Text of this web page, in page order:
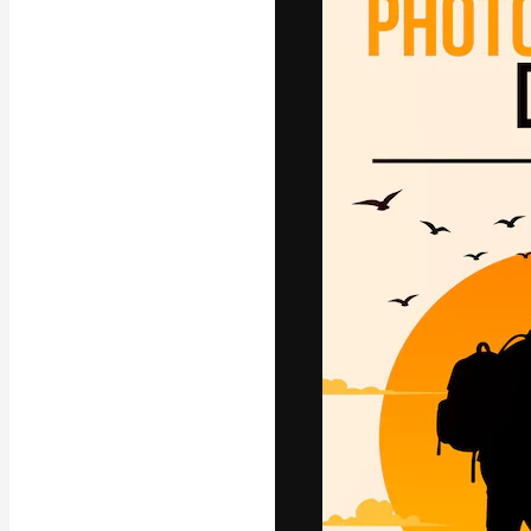
La plataforma
trabajo. Más
entre
Copyright © 2010-